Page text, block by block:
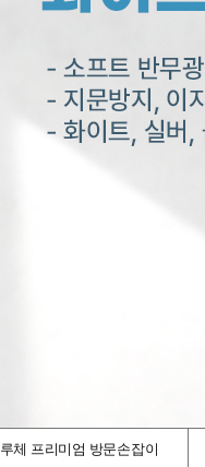
루체 프리미엄 방문손잡이